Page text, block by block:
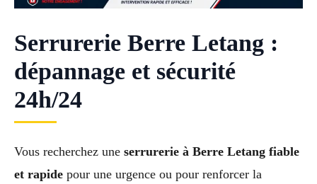
Serrurerie Berre Letang :
dépannage et sécurité
24h/24
Vous recherchez une serrurerie à Berre Letang fiable
et rapide pour une urgence ou pour renforcer la